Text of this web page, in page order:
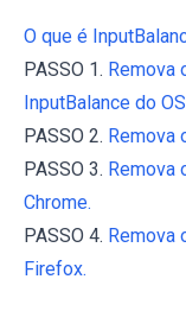
O que é
PASSO 1. Remova
InputBalance do
PASSO 2. Remova
PASSO 3. Remova
Chrome.
PASSO 4. Remova
Firefox.